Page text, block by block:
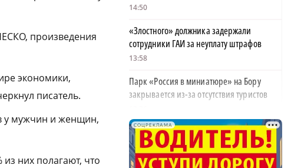
произведения
экономики,
писатель.
у мужчин и женщин,
них полагают, что
14:50
«Злостного» должника задержали
сотрудники ГАИ за неуплату штрафов
13:58
Парк «Россия в миниатюре» на Бору
закрывается из-за отсутствия туристов
Найти своего человека: как помогают
питомцам в центре «Планета кошек»
13:00
СОЦРЕКЛАМА